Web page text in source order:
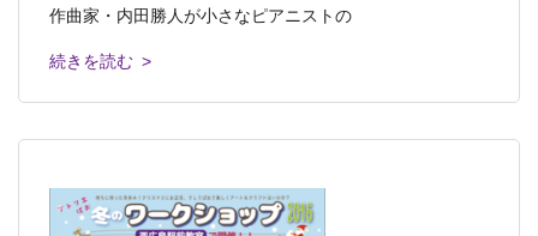
作曲家・内田勝人が小さなピアニストの
続きを読む >